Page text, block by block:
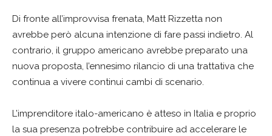
Di fronte all’improvvisa frenata, Matt Rizzetta non
avrebbe però alcuna intenzione di fare passi indietro. Al
contrario, il gruppo americano avrebbe preparato una
nuova proposta, l’ennesimo rilancio di una trattativa che
continua a vivere continui cambi di scenario.
L’imprenditore italo-americano è atteso in Italia e proprio
la sua presenza potrebbe contribuire ad accelerare le